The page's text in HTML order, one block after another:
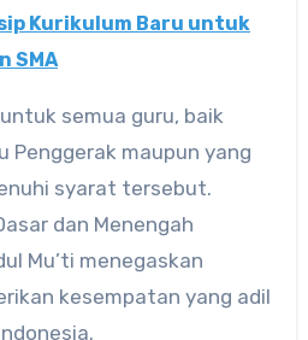
Kurikulum Baru untuk
SMA
semua guru, baik
Penggerak maupun yang
syarat tersebut.
dan Menengah
Mu’ti menegaskan
kesempatan yang adil